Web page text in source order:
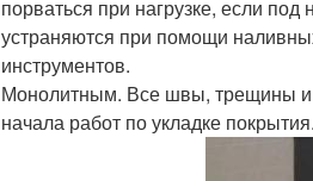
порваться при нагрузке, если
устраняются при помощи
инструментов.
Монолитным. Все швы, трещины и
начала работ по укладке покрытия.